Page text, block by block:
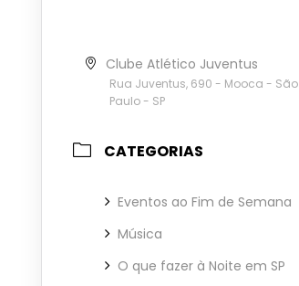
Clube Atlético Juventus
Rua Juventus, 690 - Mooca - São
Paulo - SP
CATEGORIAS
Eventos ao Fim de Semana
Música
O que fazer à Noite em SP